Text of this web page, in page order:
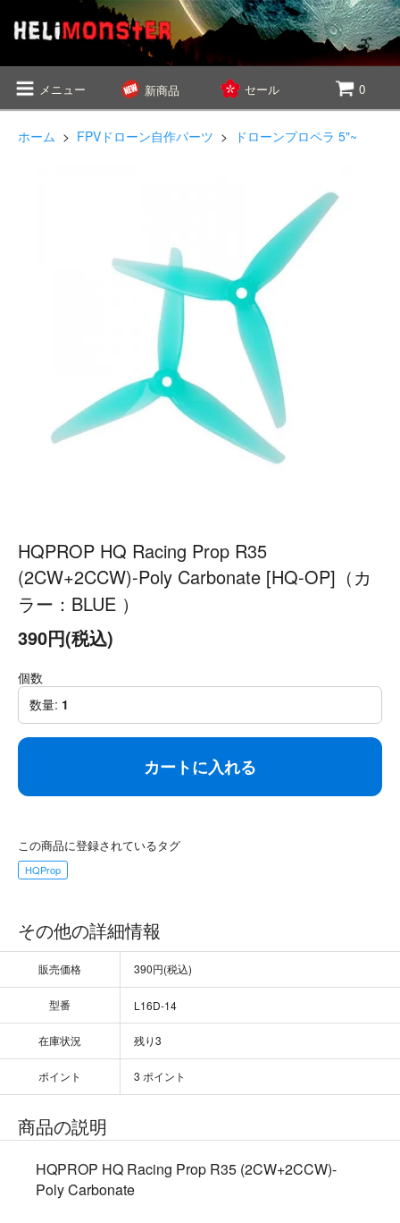
メニュー 新商品 セール 0
ホーム > FPVドローン自作パーツ > ドローンプロペラ 5"~
HQPROP HQ Racing Prop R35
(2CW+2CCW)-Poly Carbonate [HQ-OP]（カ
ラー：BLUE ）
390円(税込)
個数
数量: 1
カートに入れる
この商品に登録されているタグ
HQProp
その他の詳細情報
販売価格 390円(税込)
型番 L16D-14
在庫状況 残り3
ポイント 3 ポイント
商品の説明
HQPROP HQ Racing Prop R35 (2CW+2CCW)-
Poly Carbonate